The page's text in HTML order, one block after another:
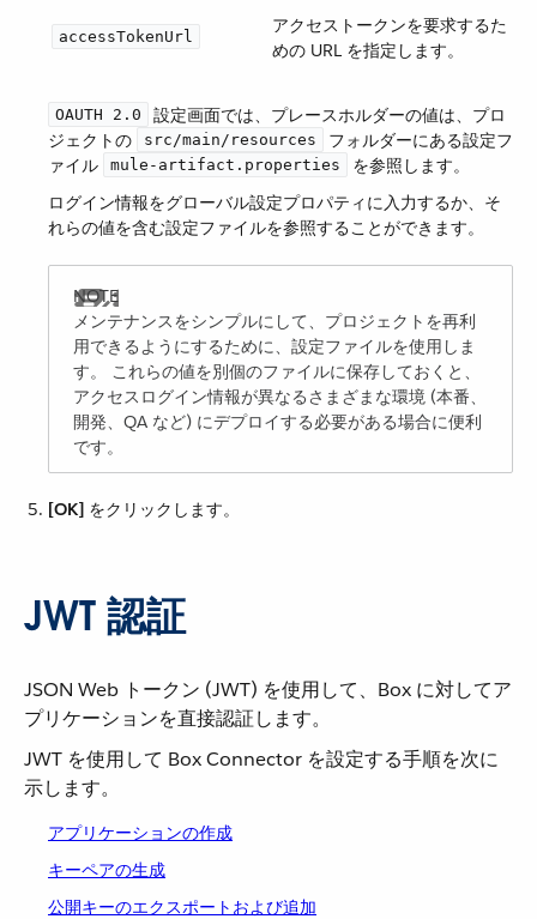
accessTokenUrl
アクセストークンを要求するた
めの URL を指定します。
OAUTH 2.0
​ 設定画面では、プレースホルダーの値は、プロ
ジェクトの ​
src/main/resources
​ フォルダーにある設定フ
ァイル ​
mule-artifact.properties
​ を参照します。
ログイン情報をグローバル設定プロパティに入力するか、そ
れらの値を含む設定ファイルを参照することができます。
メンテナンスをシンプルにして、プロジェクトを再利
用できるようにするために、設定ファイルを使用しま
す。 これらの値を別個のファイルに保存しておくと、
アクセスログイン情報が異なるさまざまな環境 (本番、
開発、QA など) にデプロイする必要がある場合に便利
です。
[OK] ​ をクリックします。
JWT 認証
JSON Web トークン (JWT) を使用して、Box に対してア
プリケーションを直接認証します。
JWT を使用して Box Connector を設定する手順を次に
示します。
アプリケーションの作成
キーペアの生成
公開キーのエクスポートおよび追加